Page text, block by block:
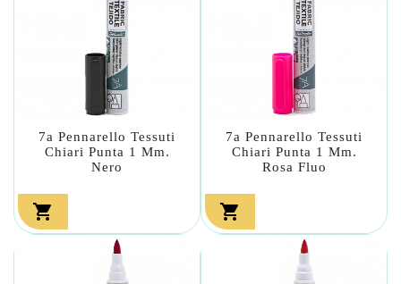
7a Pennarello Tessuti
Chiari Punta 1 Mm.
Nero

7a Pennarello Tessuti
Chiari Punta 1 Mm.
Rosa Fluo
